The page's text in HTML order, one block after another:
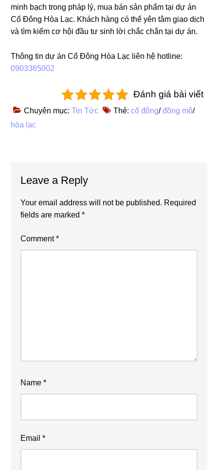
minh bạch trong pháp lý, mua bán sản phẩm tại dự án
Cổ Đông Hòa Lạc. Khách hàng có thể yên tâm giao dịch
và tìm kiếm cơ hội đầu tư sinh lời chắc chắn tại dự án.
Thông tin dự án Cổ Đông Hòa Lạc liên hệ hotline:
0903365002
Đánh giá bài viết
Chuyên mục:Tin Tức Thẻ:cổ đông/đồng mô/
hòa lạc
Interactions
Leave a Reply
Your email address will not be published. Required
fields are marked*
Comment*
Name*
Email*